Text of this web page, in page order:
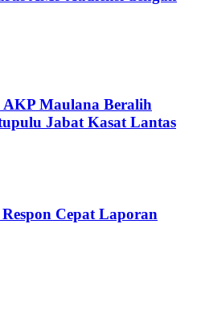
AKP Maulana Beralih
Jabat Kasat Lantas
Cepat Laporan